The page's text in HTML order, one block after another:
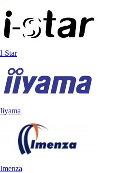
I-Star
Iiyama
Imenza